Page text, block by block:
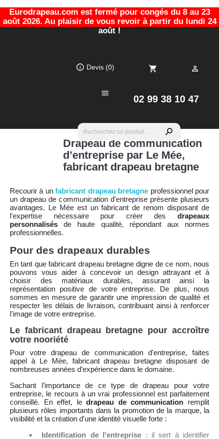
Eurodrapeau.com est fermé pour congés du 8 au 23
août 2026. Au plaisir de vous revoir à partir du lundi 24
août !
02 99 38 10 47
info_outline Devis (0)
search

shopping_cart 
Drapeau de communication
d’entreprise par Le Mée,
fabricant drapeau bretagne
Recourir à unfabricant drapeau bretagne professionnel pour
un drapeau de communication d'entreprise présente plusieurs
avantages. Le Mée est un fabricant de renom disposant de
l'expertise nécessaire pour créer des drapeaux
personnalisés de haute qualité, répondant aux normes
professionnelles.
Pour des drapeaux durables
En tant que fabricant drapeau bretagne digne de ce nom, nous
pouvons vous aider à concevoir un design attrayant et à
choisir des matériaux durables, assurant ainsi la
représentation positive de votre entreprise. De plus, nous
sommes en mesure de garantir une impression de qualité et
respecter les délais de livraison, contribuant ainsi à renforcer
l'image de votre entreprise.
Le fabricant drapeau bretagne pour accroître
votre nooriété
Pour votre drapeau de communication d'entreprise, faites
appel à Le Mée, fabricant drapeau bretagne disposant de
nombreuses années d’expérience dans le domaine.
Sachant l’importance de ce type de drapeau pour votre
entreprise, le recours à un vrai professionnel est parfaitement
conseillé. En effet, ledrapeau de communication remplit
plusieurs rôles importants dans la promotion de la marque, la
visibilité et la création d'une identité visuelle forte :
Identification de l'entreprise : il sert à identifier